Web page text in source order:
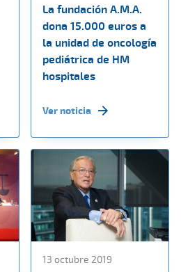
La fundación A.M.A.
dona 15.000 euros a
la unidad de oncología
pediátrica de HM
hospitales
Ver noticia
13 octubre 2019